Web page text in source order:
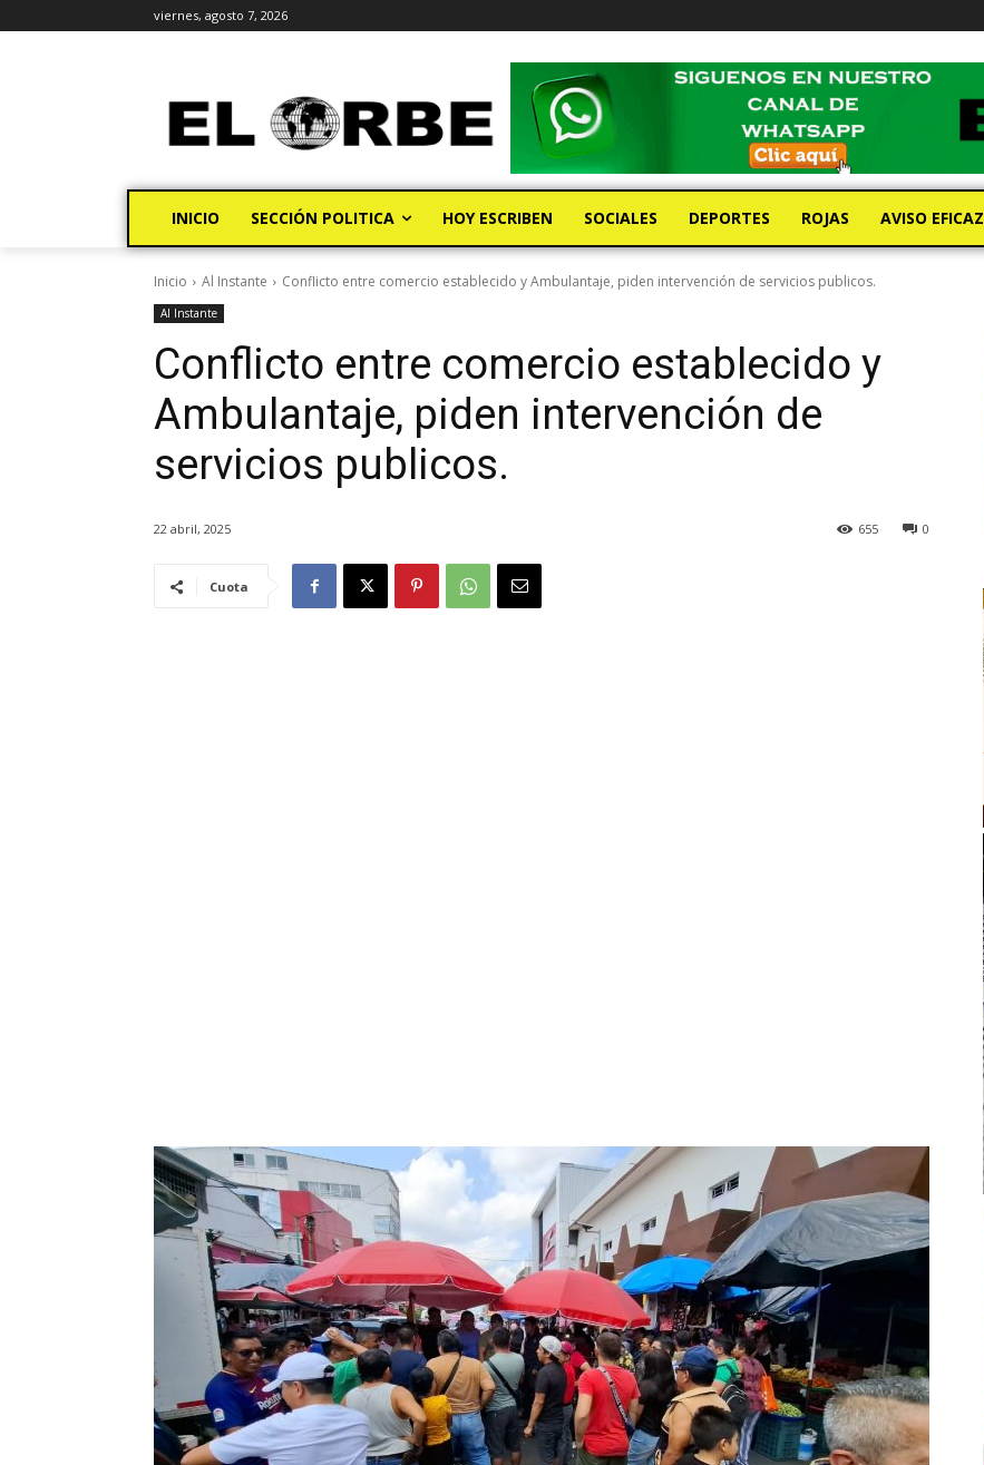
viernes, agosto 7, 2026
INICIO SECCIÓN POLITICA HOY ESCRIBEN SOCIALES DEPORTES ROJAS AVISO EFICAZ
Inicio Al Instante Conflicto entre comercio establecido y Ambulantaje, piden intervención de servicios publicos.
Al Instante
Conflicto entre comercio establecido y
Ambulantaje, piden intervención de
servicios publicos.
22 abril, 2025 0
655
Cuota